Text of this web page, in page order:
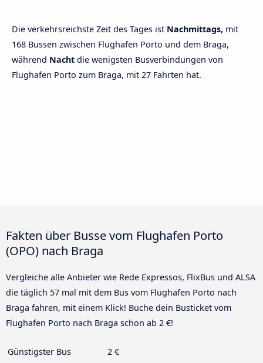
Die verkehrsreichste Zeit des Tages ist Nachmittags, mit
168 Bussen zwischen Flughafen Porto und dem Braga,
während Nacht die wenigsten Busverbindungen von
Flughafen Porto zum Braga, mit 27 Fahrten hat.
Fakten über Busse vom Flughafen Porto
(OPO) nach Braga
Vergleiche alle Anbieter wie Rede Expressos, FlixBus und ALSA
die täglich 57 mal mit dem Bus vom Flughafen Porto nach
Braga fahren, mit einem Klick! Buche dein Busticket vom
Flughafen Porto nach Braga schon ab 2 €!
Günstigster Bus
2 €